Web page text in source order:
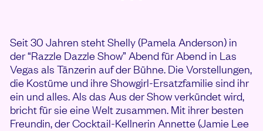
Seit 30 Jahren steht Shelly (Pamela Anderson) in
der “Razzle Dazzle Show” Abend für Abend in Las
Vegas als Tänzerin auf der Bühne. Die Vorstellungen,
die Kostüme und ihre Showgirl-Ersatzfamilie sind ihr
ein und alles. Als das Aus der Show verkündet wird,
bricht für sie eine Welt zusammen. Mit ihrer besten
Freundin, der Cocktail-Kellnerin Annette (Jamie Lee